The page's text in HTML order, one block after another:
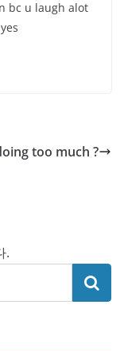
bc u laugh alot
too much ?
.